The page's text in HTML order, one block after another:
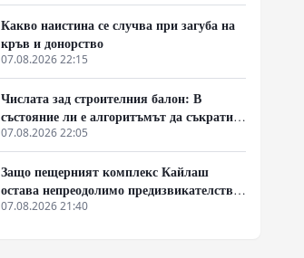
Какво наистина се случва при загуба на
кръв и донорство
07.08.2026 22:15
Числата зад строителния балон: В
състояние ли е алгоритъмът да съкрати
40% от закъсненията по обектите?
07.08.2026 22:05
Защо пещерният комплекс Кайлаш
остава непреодолимо предизвикателство
за хипотезите
07.08.2026 21:40